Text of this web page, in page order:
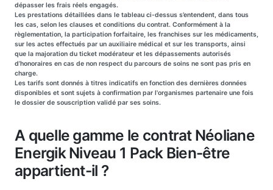
dépasser les frais réels engagés.
Les prestations détaillées dans le tableau ci-dessus s’entendent, dans tous
les cas, selon les clauses et conditions du contrat. Conformément à la
règlementation, la participation forfaitaire, les franchises sur les médicaments,
sur les actes effectués par un auxiliaire médical et sur les transports, ainsi
que la majoration du ticket modérateur et les dépassements autorisés
d’honoraires en cas de non respect du parcours de soins ne sont pas pris en
charge.
Les tarifs sont donnés à titres indicatifs en fonction des dernières données
disponibles et sont sujets à confirmation par l'organismes partenaire une fois
le dossier de souscription validé par ses soins.
A quelle gamme le contrat Néoliane
Energik Niveau 1 Pack Bien-être
appartient-il ?